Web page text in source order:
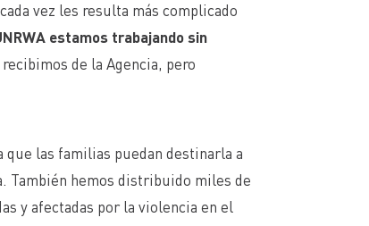
vez les resulta más complicado
estamos trabajando sin
de la Agencia, pero
que las familias puedan destinarla a
También hemos distribuido miles de
y afectadas por la violencia en el